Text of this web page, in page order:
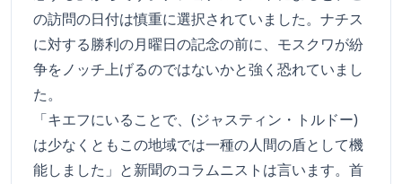
の訪問の日付は慎重に選択されていました。ナチス
に対する勝利の月曜日の記念の前に、モスクワが紛
争をノッチ上げるのではないかと強く恐れていまし
た。
「キエフにいることで、(ジャスティン・トルドー)
は少なくともこの地域では一種の人間の盾として機
能しました」と新聞のコラムニストは言います。首